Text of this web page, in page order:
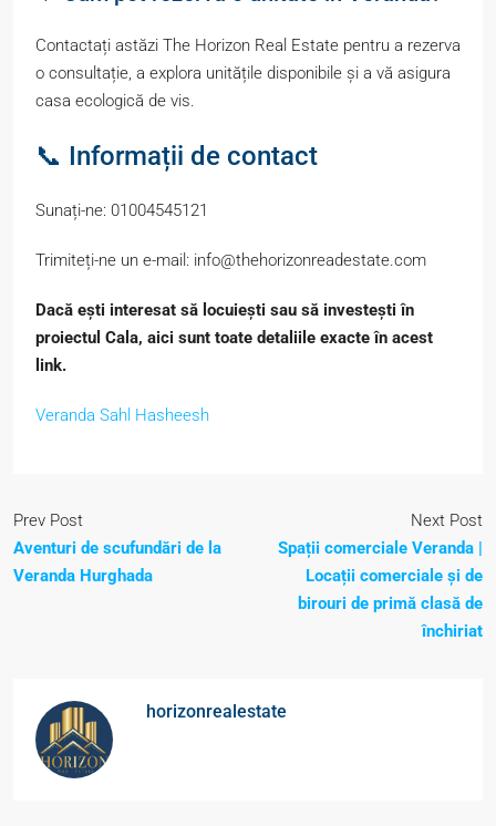
Contactați astăzi The Horizon Real Estate pentru a rezerva
o consultație, a explora unitățile disponibile și a vă asigura
casa ecologică de vis.
📞 Informații de contact
Sunați-ne: 01004545121
Trimiteți-ne un e-mail: info@thehorizonreadestate.com
Dacă ești interesat să locuiești sau să investești în
proiectul Cala, aici sunt toate detaliile exacte în acest
link.
Veranda Sahl Hasheesh
Prev Post
Aventuri de scufundări de la
Veranda Hurghada
Next Post
Spații comerciale Veranda |
Locații comerciale și de
birouri de primă clasă de
închiriat
horizonrealestate